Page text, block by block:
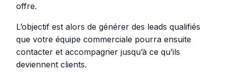
offre.
L’objectif est alors de générer des leads qualifiés
que votre équipe commerciale pourra ensuite
contacter et accompagner jusqu’à ce qu’ils
deviennent clients.